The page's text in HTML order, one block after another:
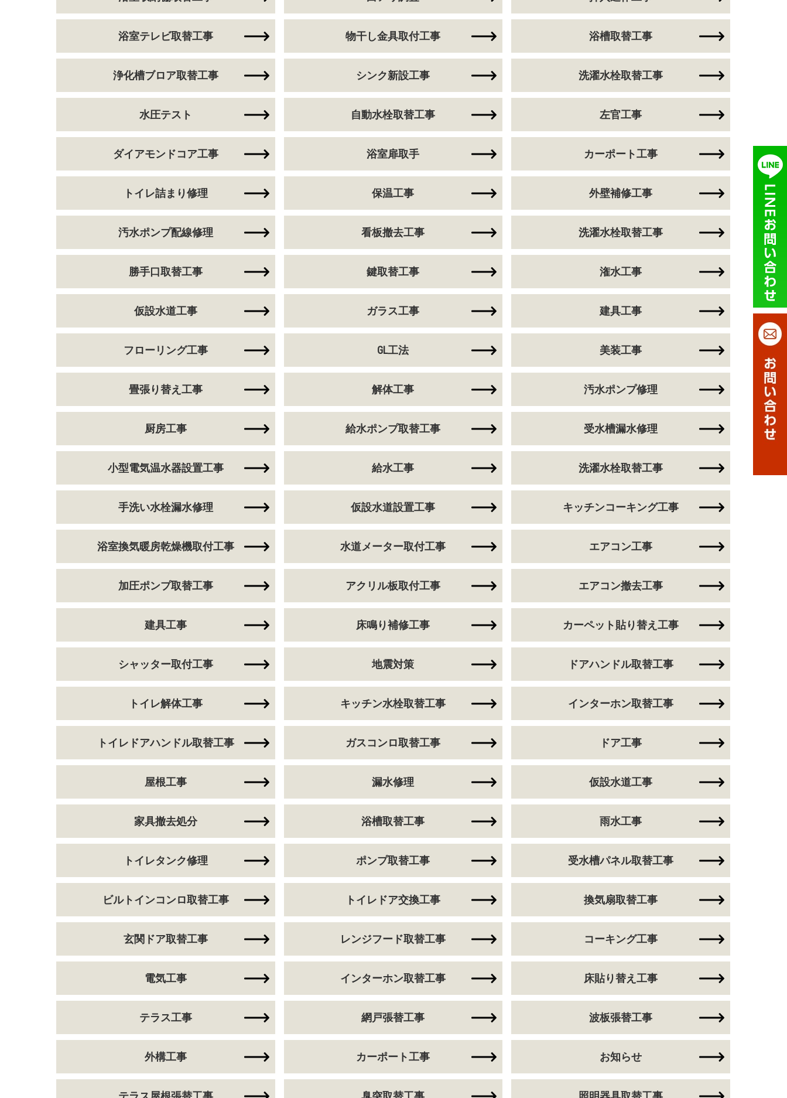
浴室テレビ取替工事 物干し金具取付工事 浴槽取替工事
浄化槽ブロア取替工事 シンク新設工事 洗濯水栓取替工事
水圧テスト 自動水栓取替工事 左官工事
ダイアモンドコア工事 浴室扉取手 カーポート工事
トイレ詰まり修理 保温工事 外壁補修工事
汚水ポンプ配線修理 看板撤去工事 洗濯水栓取替工事
勝手口取替工事 鍵取替工事 潅水工事
仮設水道工事 ガラス工事 建具工事
フローリング工事 GL工法 美装工事
畳張り替え工事 解体工事 汚水ポンプ修理
厨房工事 給水ポンプ取替工事 受水槽漏水修理
小型電気温水器設置工事 給水工事 洗濯水栓取替工事
手洗い水栓漏水修理 仮設水道設置工事 キッチンコーキング工事
浴室換気暖房乾燥機取付工事 水道メーター取付工事 エアコン工事
加圧ポンプ取替工事 アクリル板取付工事 エアコン撤去工事
建具工事 床鳴り補修工事 カーペット貼り替え工事
シャッター取付工事 地震対策 ドアハンドル取替工事
トイレ解体工事 キッチン水栓取替工事 インターホン取替工事
トイレドアハンドル取替工事 ガスコンロ取替工事 ドア工事
屋根工事 漏水修理 仮設水道工事
家具撤去処分 浴槽取替工事 雨水工事
トイレタンク修理 ポンプ取替工事 受水槽パネル取替工事
ビルトインコンロ取替工事 トイレドア交換工事 換気扇取替工事
玄関ドア取替工事 レンジフード取替工事 コーキング工事
電気工事 インターホン取替工事 床貼り替え工事
テラス工事 網戸張替工事 波板張替工事
外構工事 カーポート工事 お知らせ